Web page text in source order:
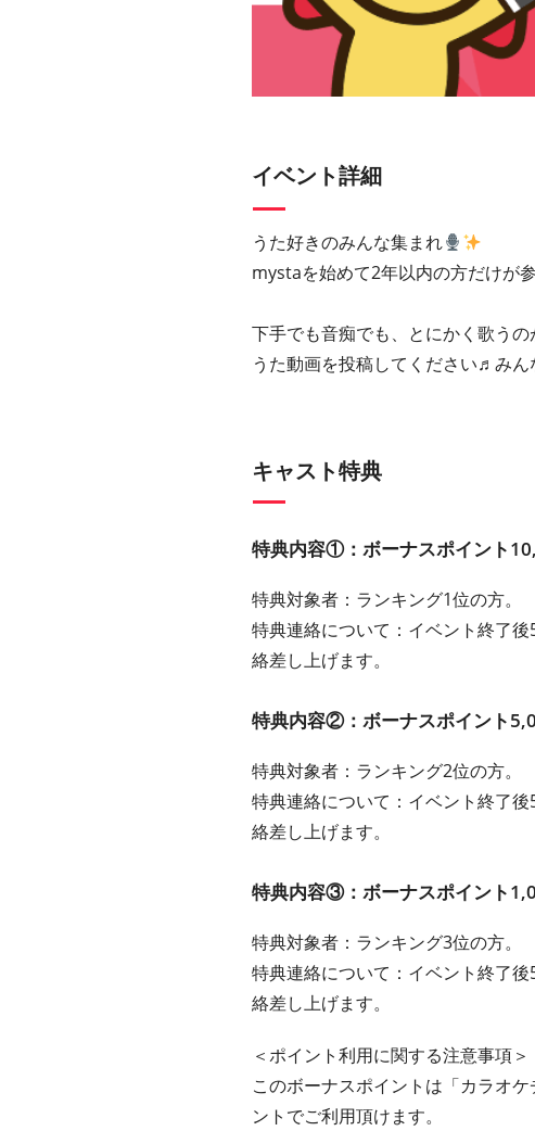
イベント詳細
うた好きのみんな集まれ
mystaを始めて2年以内の方だけが
下手でも音痴でも、とにかく歌う
うた動画を投稿してください♬みん
キャスト特典
特典内容①：ボーナスポイント
特典対象者：ランキング1位の方。
特典連絡について：イベント終了
絡差し上げます。
特典内容②：ボーナスポイント
特典対象者：ランキング2位の方。
特典連絡について：イベント終了
絡差し上げます。
特典内容③：ボーナスポイント
特典対象者：ランキング3位の方。
特典連絡について：イベント終了
絡差し上げます。
＜ポイント利用に関する注意事項＞
このボーナスポイントは「カラオ
ントでご利用頂けます。